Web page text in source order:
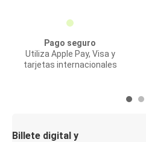
Pago seguro
Utiliza Apple Pay, Visa y
tarjetas internacionales
Billete digital y